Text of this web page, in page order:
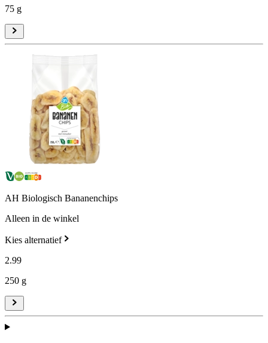
75 g
AH Biologisch Bananenchips
Alleen in de winkel
Kies alternatief
2.99
250 g